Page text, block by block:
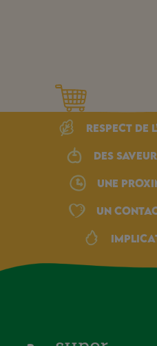
Respect de
Des
une
Un